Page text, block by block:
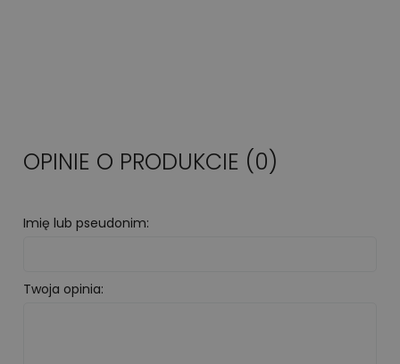
OPINIE O PRODUKCIE (0)
Imię lub pseudonim:
Twoja opinia: